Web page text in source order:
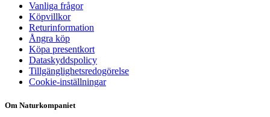
Vanliga frågor
Köpvillkor
Returinformation
Ångra köp
Köpa presentkort
Dataskyddspolicy
Tillgänglighetsredogörelse
Cookie-inställningar
Om Naturkompaniet